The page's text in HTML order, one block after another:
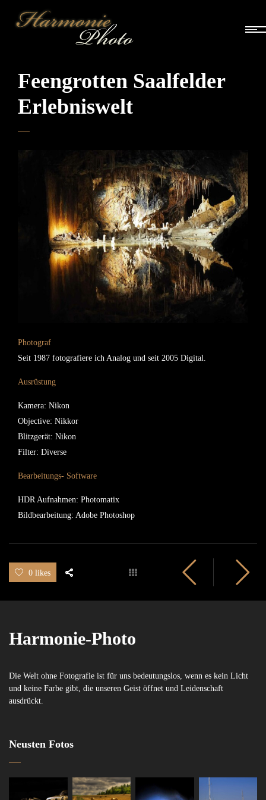
Feengrotten Saalfelder
Erlebniswelt
Photograf
Seit 1987 fotografiere ich Analog und seit 2005 Digital.
Ausrüstung
Kamera: Nikon
Objective: Nikkor
Blitzgerät: Nikon
Filter: Diverse
Bearbeitungs- Software
HDR Aufnahmen: Photomatix
Bildbearbeitung: Adobe Photoshop
0 likes
Harmonie-Photo
Die Welt ohne Fotografie ist für uns bedeutungslos, wenn es kein Licht
und keine Farbe gibt, die unseren Geist öffnet und Leidenschaft
ausdrückt.
Neusten Fotos